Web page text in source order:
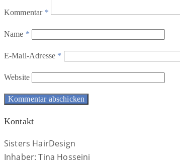
Kommentar *
Name *
E-Mail-Adresse *
Website
Kontakt
Sisters HairDesign
Inhaber: Tina Hosseini